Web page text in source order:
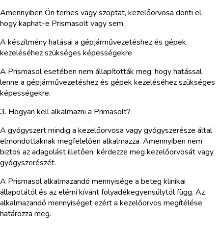
Amennyiben Ön terhes vagy szoptat, kezelőorvosa dönti el,
hogy kaphat-e Prismasolt vagy sem.
A készítmény hatásai a gépjárművezetéshez és gépek
kezeléséhez szükséges képességekre
A Prismasol esetében nem állapították meg, hogy hatással
lenne a gépjárművezetéshez és gépek kezeléséhez szükséges
képességekre.
3. Hogyan kell alkalmazni a Primasolt?
A gyógyszert mindig a kezelőorvosa vagy gyógyszerésze által
elmondottaknak megfelelően alkalmazza. Amennyiben nem
biztos az adagolást illetően, kérdezze meg kezelőorvosát vagy
gyógyszerészét.
A Prismasol alkalmazandó mennyisége a beteg klinikai
állapotától és az elérni kívánt folyadékegyensúlytól függ. Az
alkalmazandó mennyiséget ezért a kezelőorvos megítélése
határozza meg.